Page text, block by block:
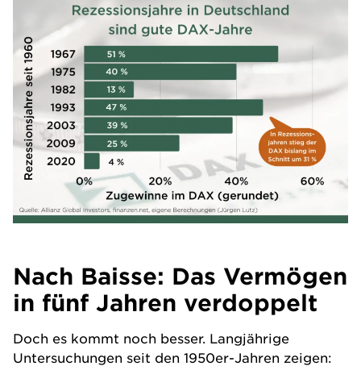
Nach Baisse: Das Vermögen
in fünf Jahren verdoppelt
Doch es kommt noch besser. Langjährige
Untersuchungen seit den 1950er-Jahren zeigen: